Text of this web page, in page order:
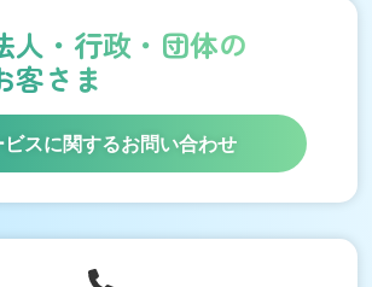
人・行政・団体の
客さま
ビスに関するお問い合わせ